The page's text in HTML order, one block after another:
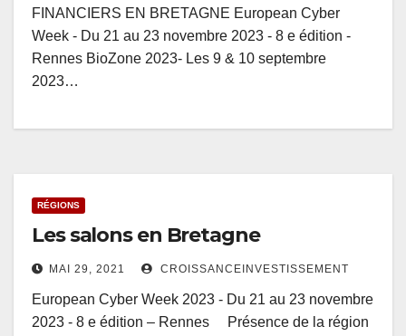
FINANCIERS EN BRETAGNE European Cyber
Week - Du 21 au 23 novembre 2023 - 8 e édition -
Rennes BioZone 2023- Les 9 & 10 septembre
2023…
RÉGIONS
Les salons en Bretagne
MAI 29, 2021 CROISSANCEINVESTISSEMENT
European Cyber Week 2023 - Du 21 au 23 novembre
2023 - 8 e édition – Rennes Présence de la région